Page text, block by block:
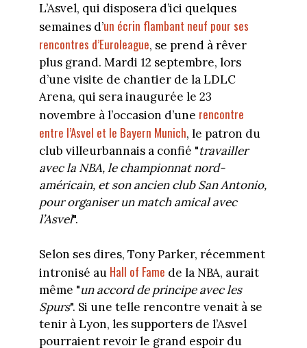
L’Asvel, qui disposera d’ici quelques
semaines d’un écrin flambant neuf pour ses
rencontres d’Euroleague, se prend à rêver
plus grand. Mardi 12 septembre, lors
d’une visite de chantier de la LDLC
Arena, qui sera inaugurée le 23
novembre à l’occasion d’une rencontre
entre l’Asvel et le Bayern Munich, le patron du
club villeurbannais a confié "travailler
avec la NBA, le championnat nord-
américain, et son ancien club San Antonio,
pour organiser un match amical avec
l’Asvel".
Selon ses dires, Tony Parker, récemment
intronisé au Hall of Fame de la NBA, aurait
même "un accord de principe avec les
Spurs". Si une telle rencontre venait à se
tenir à Lyon, les supporters de l’Asvel
pourraient revoir le grand espoir du